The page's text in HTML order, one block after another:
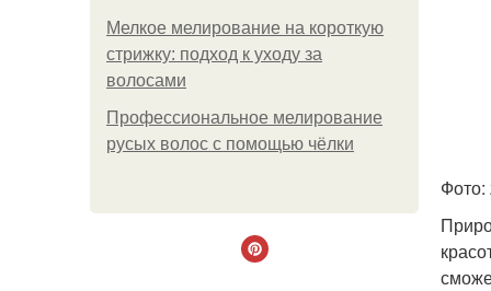
Мелкое мелирование на короткую
стрижку: подход к уходу за
волосами
Профессиональное мелирование
русых волос с помощью чёлки
Фото: